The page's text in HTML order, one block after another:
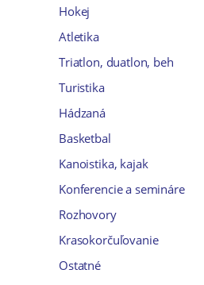
Hokej
Atletika
Triatlon, duatlon, beh
Turistika
Hádzaná
Basketbal
Kanoistika, kajak
Konferencie a semináre
Rozhovory
Krasokorčuľovanie
Ostatné